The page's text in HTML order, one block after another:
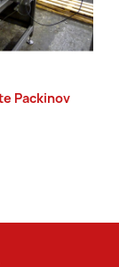
Packinov